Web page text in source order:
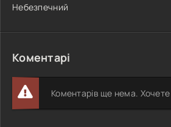
Небезпечний
Коментарі
Коментарів ще нема.